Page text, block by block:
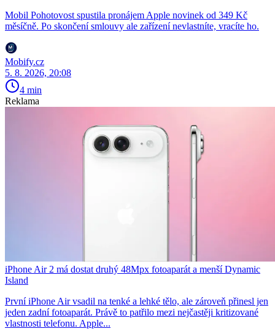
Mobil Pohotovost spustila pronájem Apple novinek od 349 Kč
měsíčně. Po skončení smlouvy ale zařízení nevlastníte, vracíte ho.
Mobify.cz
5. 8. 2026, 20:08
4 min
Reklama
iPhone Air 2 má dostat druhý 48Mpx fotoaparát a menší Dynamic
Island
První iPhone Air vsadil na tenké a lehké tělo, ale zároveň přinesl jen
jeden zadní fotoaparát. Právě to patřilo mezi nejčastěji kritizované
vlastnosti telefonu. Apple...